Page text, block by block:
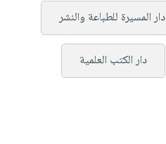
دار المسيرة للطباعة والنشر
دار الكتب العلمية